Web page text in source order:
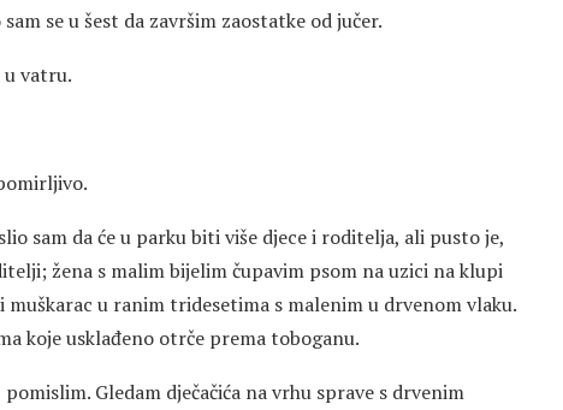
se u šest da završim zaostatke od jučer.
u vatru.
sam da će u parku biti više djece i roditelja, ali pusto je,
žena s malim bijelim čupavim psom na uzici na klupi
u ranim tridesetima s malenim u drvenom vlaku.
koje usklađeno otrče prema toboganu.
Gledam dječačića na vrhu sprave s drvenim